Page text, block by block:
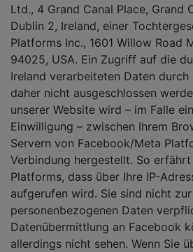
Ltd., 4 Grand Canal Place, Grand
Dublin 2, Ireland, einer
Platforms Inc., 1601 Willow Road
94025, USA. Ein Zugriff auf die
Ireland verarbeiteten Daten durch
daher nicht ausgeschlossen
unserer Website wird – im Falle
Einwilligung – zwischen Ihrem
Servern von Facebook/Meta
Verbindung hergestellt. So
Platforms, dass über Ihre IP-
aufgerufen wird. Sie sind nicht
personenbezogenen Daten
Datenübermittlung an Facebook
allerdings nicht sehen. Wenn Sie